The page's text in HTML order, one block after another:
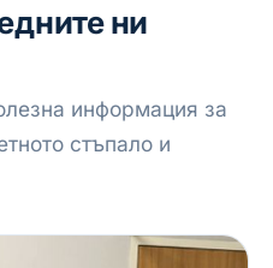
ни
информация за
стъпало и